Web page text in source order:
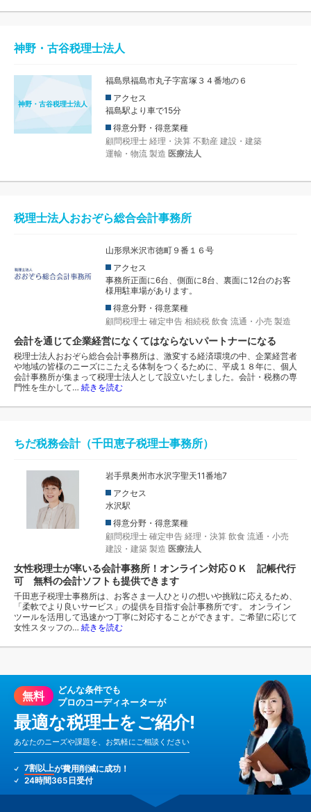
神野・古谷税理士法人
神野・古谷税理士法人
福島県福島市丸子字富塚３４番地の６
アクセス
福島駅より車で15分
得意分野・得意業種
顧問税理士 経理・決算 不動産 建設・建築
運輸・物流 製造 医療法人
税理士法人おおぞら総合会計事務所
山形県米沢市徳町９番１６号
アクセス
事務所正面に6台、側面に8台、裏面に12台のお客
様用駐車場があります。
得意分野・得意業種
顧問税理士 確定申告 相続税 飲食 流通・小売 製造
会計を通じて企業経営になくてはならないパートナーになる
税理士法人おおぞら総合会計事務所は、激変する経済環境の中、企業経営者
や地域の皆様のニーズにこたえる体制をつくるために、平成１８年に、個人
会計事務所が集まって税理士法人として設立いたしました。会計・税務の専
門性を生かして… 続きを読む
ちだ税務会計（千田恵子税理士事務所）
岩手県奥州市水沢字聖天11番地7
アクセス
水沢駅
得意分野・得意業種
顧問税理士 確定申告 経理・決算 飲食 流通・小売
建設・建築 製造 医療法人
女性税理士が率いる会計事務所！オンライン対応ＯＫ 記帳代行
可 無料の会計ソフトも提供できます
千田恵子税理士事務所は、お客さま一人ひとりの想いや挑戦に応えるため、
「柔軟でより良いサービス」の提供を目指す会計事務所です。 オンライン
ツールを活用して迅速かつ丁寧に対応することができます。ご希望に応じて
女性スタッフの… 続きを読む
無料
どんな条件でも
プロのコーディネーターが
最適な税理士をご紹介!
あなたのニーズや課題を、お気軽にご相談ください
7割以上が費用削減に成功！
24時間365日受付